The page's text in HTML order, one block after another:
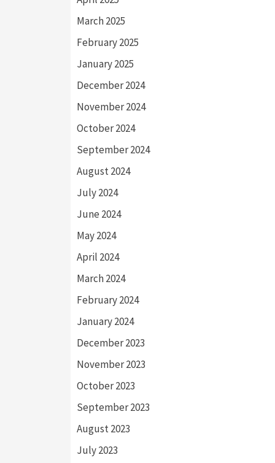
March 2025
February 2025
January 2025
December 2024
November 2024
October 2024
September 2024
August 2024
July 2024
June 2024
May 2024
April 2024
March 2024
February 2024
January 2024
December 2023
November 2023
October 2023
September 2023
August 2023
July 2023